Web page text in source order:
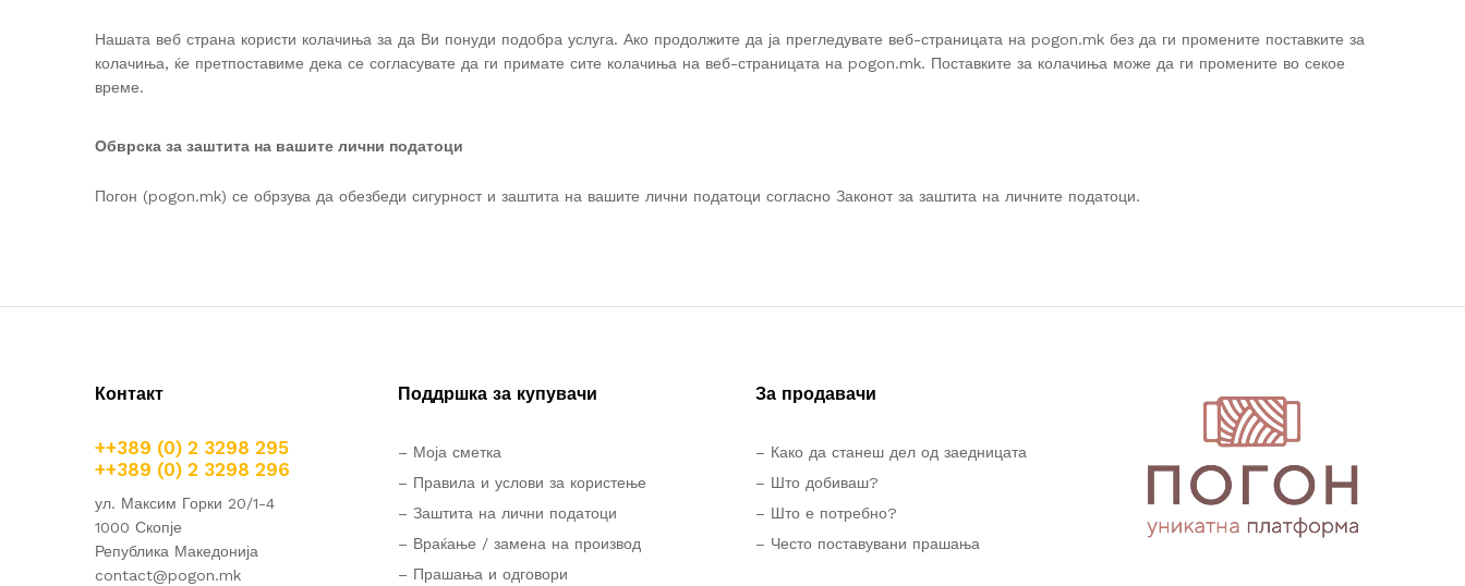
Нашата веб страна користи колачиња за да Ви понуди подобрa услугa. Ако продолжите да ја прегледувате веб-страницата на pogon.mk без да ги промените поставките за
колачиња, ќе претпоставиме дека се согласувате да ги примате сите колачиња на веб-страницата на pogon.mk. Поставките за колачиња може да ги промените во секое
време.
Обврска за заштита на вашите лични податоци
Погон (pogon.mk) се обрзува да обезбеди сигурност и заштита на вашите лични податоци согласно Законот за заштита на личните податоци.
Контакт
++389 (0) 2 3298 295
++389 (0) 2 3298 296
ул. Максим Горки 20/1-4
1000 Скопје
Република Македонија
contact@pogon.mk
Поддршка за купувачи
– Моја сметка
– Правила и услови за користење
– Заштита на лични податоци
– Враќање / замена на производ
– Прашања и одговори
За продавачи
– Како да станеш дел од заедницата
– Што добиваш?
– Што е потребно?
– Често поставувани прашања